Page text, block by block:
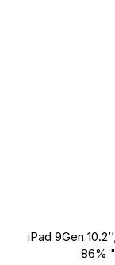
iPad 9Gen
86%